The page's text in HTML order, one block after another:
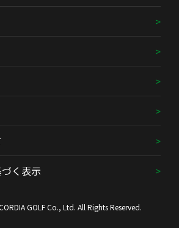
く表示
GOLF Co., Ltd. All Rights Reserved.